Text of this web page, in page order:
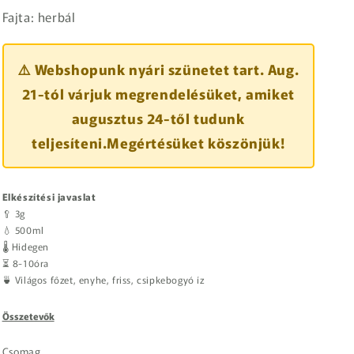
Fajta: herbál
⚠️ Webshopunk nyári szünetet tart. Aug.
21-tól várjuk megrendelésüket, amiket
augusztus 24-től tudunk
teljesíteni.Megértésüket köszönjük!
Elkészítési javaslat
🥄 3g
💧 500ml
🌡️ Hidegen
⏳ 8-10óra
🍵 Világos főzet, enyhe, friss, csipkebogyó íz
Összetevők